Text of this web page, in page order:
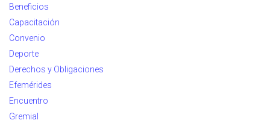
Beneficios
Capacitación
Convenio
Deporte
Derechos y Obligaciones
Efemérides
Encuentro
Gremial